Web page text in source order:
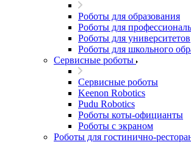
Роботы для образования
Роботы для
Роботы для университетов
Роботы для школьного
Сервисные роботы
Сервисные роботы
Keenon Robotics
Pudu Robotics
Роботы коты-официанты
Роботы с экраном
Роботы для гостинично-